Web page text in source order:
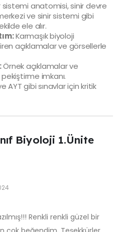
sistemi anatomisi, sinir devre
ve sinir sistemi gibi
ele alır.
Karmaşık biyoloji
açıklamalar ve görsellerle
Örnek açıklamalar ve
pekiştirme imkanı.
AYT gibi sınavlar için kritik
Biyoloji 1.Ünite
Renkli renkli güzel bir